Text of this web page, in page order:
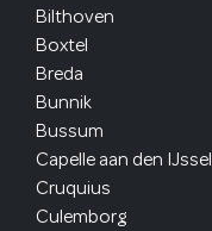
Bilthoven
Boxtel
Breda
Bunnik
Bussum
Capelle aan den IJssel
Cruquius
Culemborg